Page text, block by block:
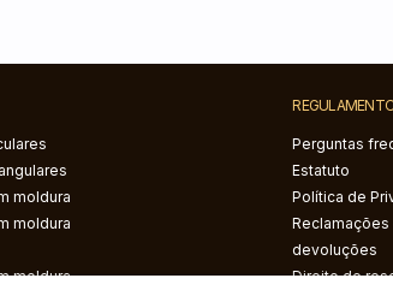
moldura
moldura
moldura
Perguntas
Estatuto
Política de
Reclamações
devoluções
Direito de